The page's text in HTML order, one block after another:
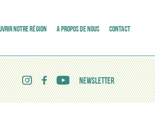
NOTRE RÉGION A PROPOS DE NOUS CONTACT
NEWSLETTER